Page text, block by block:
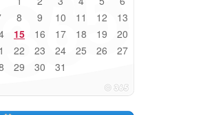
8 9 10 11 12 13
15 16 17 18 19 20
22 23 24 25 26 27
29 30 31